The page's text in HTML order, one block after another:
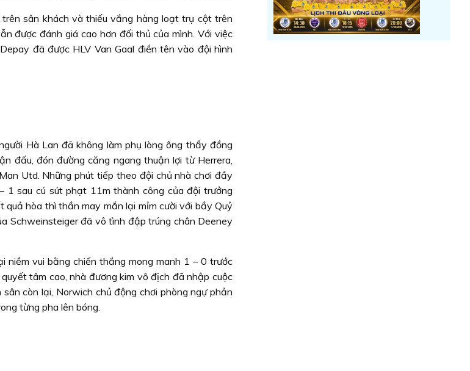
sân khách và thiếu vắng hàng loạt trụ cột trên
được đánh giá cao hơn đối thủ của mình. Với việc
đã được HLV Van Gaal điền tên vào đội hình
Hà Lan đã không làm phụ lòng ông thầy đồng
đấu, đón đường căng ngang thuận lợi từ Herrera,
Utd. Những phút tiếp theo đội chủ nhà chơi đầy
sau cú sút phạt 11m thành công của đội trưởng
hòa thì thần may mắn lại mỉm cười với bầy Quỷ
Schweinsteiger đã vô tình đập trúng chân Deeney
niềm vui bằng chiến thắng mong manh 1 – 0 trước
tâm cao, nhà đương kim vô địch đã nhập cuộc
còn lại, Norwich chủ động chơi phòng ngự phản
từng pha lên bóng.